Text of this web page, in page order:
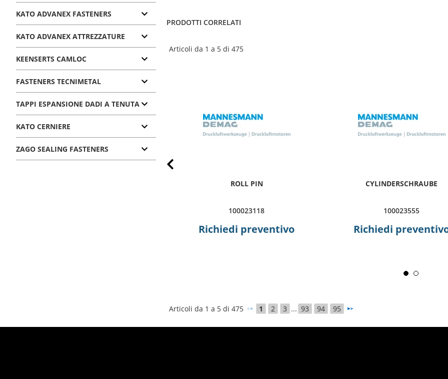
KATO ADVANEX FASTENERS
KATO ADVANEX ATTREZZATURE
KEENSERTS CAMLOC
FASTENERS TECNIMETAL
TAPPI ESPANSIONE DADI A TENUTA
KATO CERNIERE
ZAGO SEALING FASTENERS
PRODOTTI CORRELATI
Articoli da 1 a 5 di 475
ROLL PIN
100023118
Richiedi preventivo
CYLINDERSCHRAUBE
100023555
Richiedi
Articoli da 1 a 5 di 475 1 2 3 ... 93 94 95